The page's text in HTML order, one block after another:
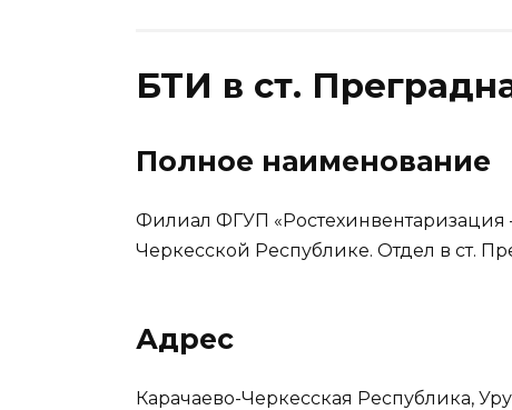
БТИ в ст.
Полное наименование
Филиал ФГУП
Черкесской Республике. Отдел в ст.
Адрес
Карачаево-Черкесская Республика,